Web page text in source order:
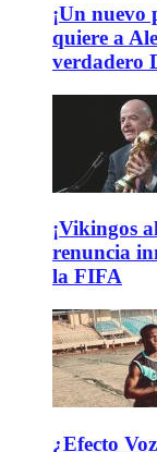
¡Un nuevo
quiere a
verdadero
¡Vikingos
renuncia
la FIFA
¿Efecto